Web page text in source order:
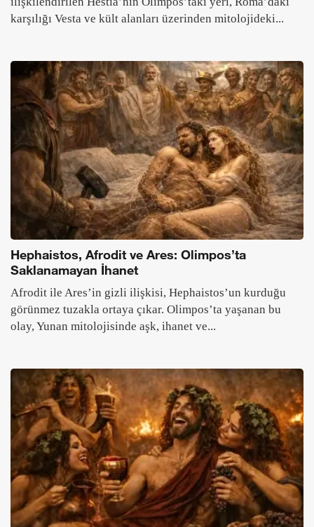
karşılığı Vesta ve kült alanları üzerinden mitolojideki...
Hephaistos, Afrodit ve Ares: Olimpos’ta
Saklanamayan İhanet
Afrodit ile Ares’in gizli ilişkisi, Hephaistos’un kurduğu
görünmez tuzakla ortaya çıkar. Olimpos’ta yaşanan bu
olay, Yunan mitolojisinde aşk, ihanet ve...